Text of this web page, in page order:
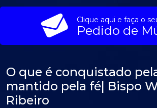
Clique aqui e faça o
Pedido de
O que é conquistado
mantido pela fé| Bispo
Ribeiro